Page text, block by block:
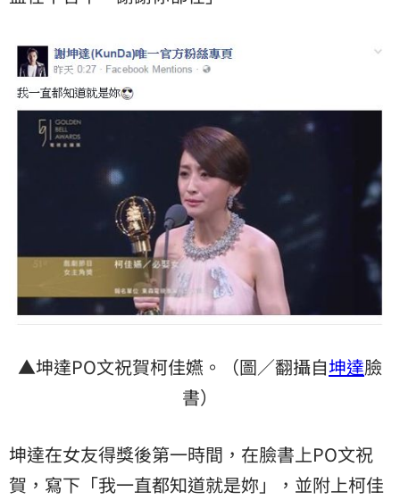
▲坤達PO文祝賀柯佳嬿。（圖／翻攝自坤達臉
書）
坤達在女友得獎後第一時間，在臉書上PO文祝
賀，寫下「我一直都知道就是妳」，並附上柯佳